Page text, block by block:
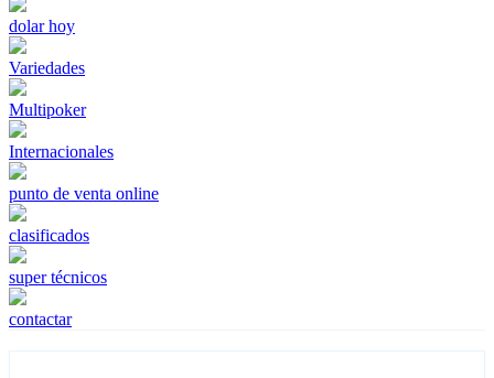
dolar hoy
Variedades
Multipoker
Internacionales
punto de venta online
clasificados
super técnicos
contactar